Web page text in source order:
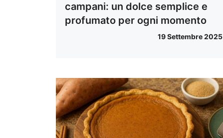
campani: un dolce semplice e
profumato per ogni momento
19 Settembre 2025